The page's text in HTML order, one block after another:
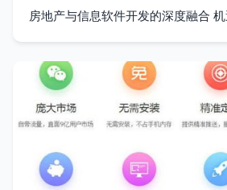
房地产与信息软件开发的深度融合